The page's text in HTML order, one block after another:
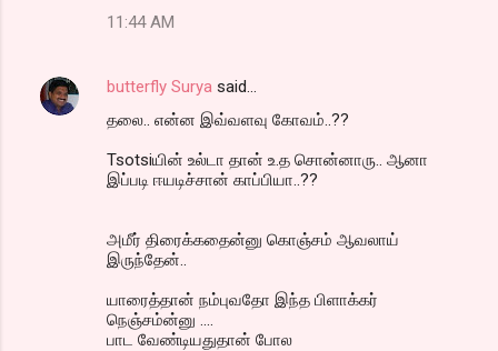
11:44 AM
butterfly Surya said…
தலை.. என்ன இவ்வளவு கோவம்..??
Tsotsiயின் உல்டா தான் உ.த சொன்னாரு.. ஆனா
இப்படி ஈயடிச்சான் காப்பியா..??
அமீர் திரைக்கதைன்னு கொஞ்சம் ஆவலாய்
இருந்தேன்..
யாரைத்தான் நம்புவதோ இந்த பிளாக்கர்
நெஞ்சம்ன்னு ....
பாட வேண்டியதுதான் போல